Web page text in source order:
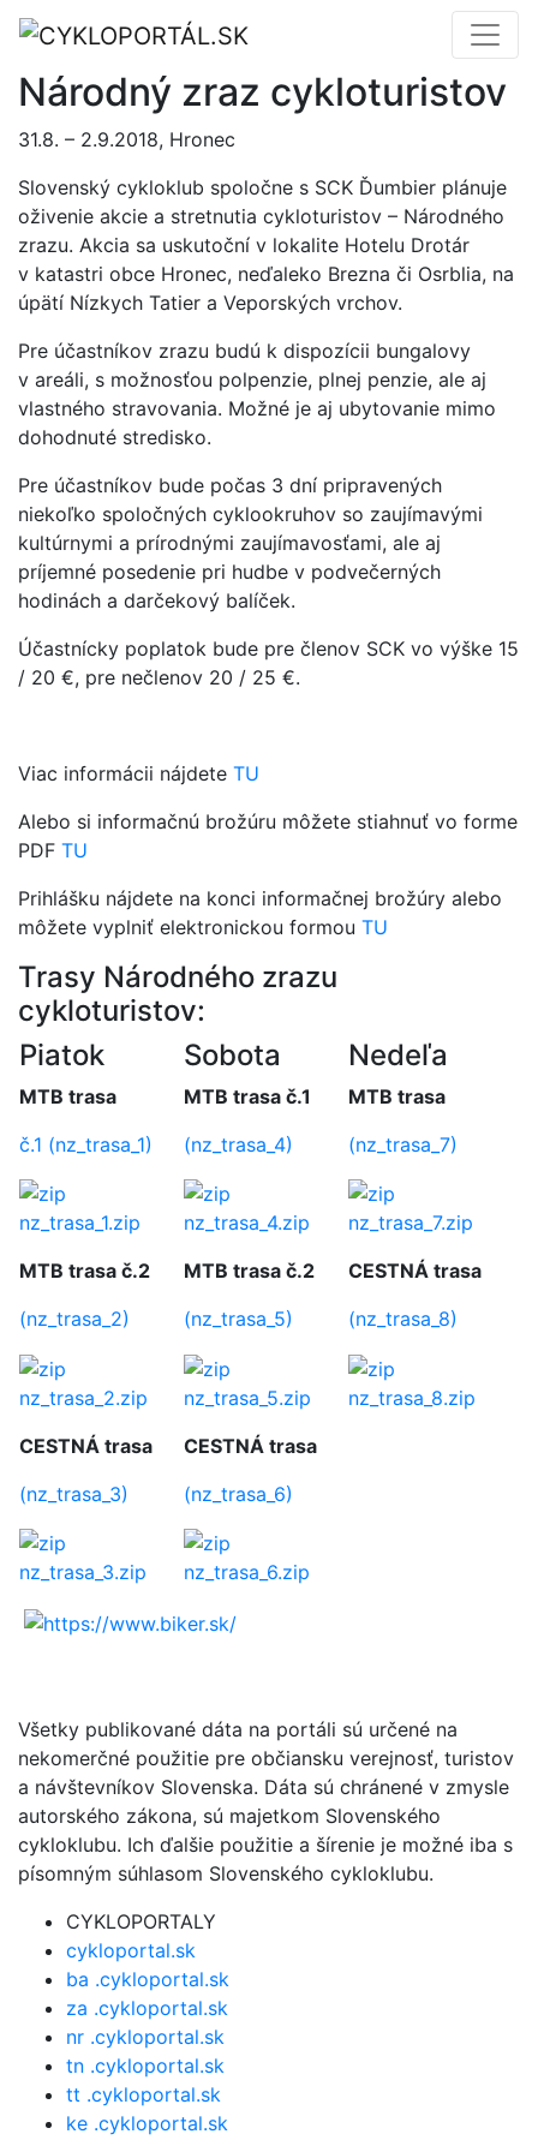
Národný zraz cykloturistov
31.8. – 2.9.2018, Hronec
Slovenský cykloklub spoločne s SCK Ďumbier plánuje
oživenie akcie a stretnutia cykloturistov – Národného
zrazu. Akcia sa uskutoční v lokalite Hotelu Drotár
v katastri obce Hronec, neďaleko Brezna či Osrblia, na
úpätí Nízkych Tatier a Veporských vrchov.
Pre účastníkov zrazu budú k dispozícii bungalovy
v areáli, s možnosťou polpenzie, plnej penzie, ale aj
vlastného stravovania. Možné je aj ubytovanie mimo
dohodnuté stredisko.
Pre účastníkov bude počas 3 dní pripravených
niekoľko spoločných cyklookruhov so zaujímavými
kultúrnymi a prírodnými zaujímavosťami, ale aj
príjemné posedenie pri hudbe v podvečerných
hodinách a darčekový balíček.
Účastnícky poplatok bude pre členov SCK vo výške 15
/ 20 €, pre nečlenov 20 / 25 €.
Viac informácii nájdete TU
Alebo si informačnú brožúru môžete stiahnuť vo forme
PDF TU
Prihlášku nájdete na konci informačnej brožúry alebo
môžete vyplniť elektronickou formou TU
Trasy Národného zrazu
cykloturistov:
Piatok
MTB trasa
č.1 (nz_trasa_1)
nz_trasa_1.zip
MTB trasa č.2
(nz_trasa_2)
nz_trasa_2.zip
CESTNÁ trasa
(nz_trasa_3)
nz_trasa_3.zip
Sobota
MTB trasa č.1
(nz_trasa_4)
nz_trasa_4.zip
MTB trasa č.2
(nz_trasa_5)
nz_trasa_5.zip
CESTNÁ trasa
(nz_trasa_6)
nz_trasa_6.zip
Nedeľa
MTB trasa
(nz_trasa_7)
nz_trasa_7.zip
CESTNÁ trasa
(nz_trasa_8)
nz_trasa_8.zip
Všetky publikované dáta na portáli sú určené na
nekomerčné použitie pre občiansku verejnosť, turistov
a návštevníkov Slovenska. Dáta sú chránené v zmysle
autorského zákona, sú majetkom Slovenského
cykloklubu. Ich ďalšie použitie a šírenie je možné iba s
písomným súhlasom Slovenského cykloklubu.
CYKLOPORTALY
cykloportal.sk
ba .cykloportal.sk
za .cykloportal.sk
nr .cykloportal.sk
tn .cykloportal.sk
tt .cykloportal.sk
ke .cykloportal.sk